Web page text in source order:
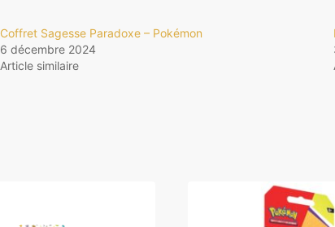
Coffret Sagesse Paradoxe – Pokémon
6 décembre 2024
Article similaire